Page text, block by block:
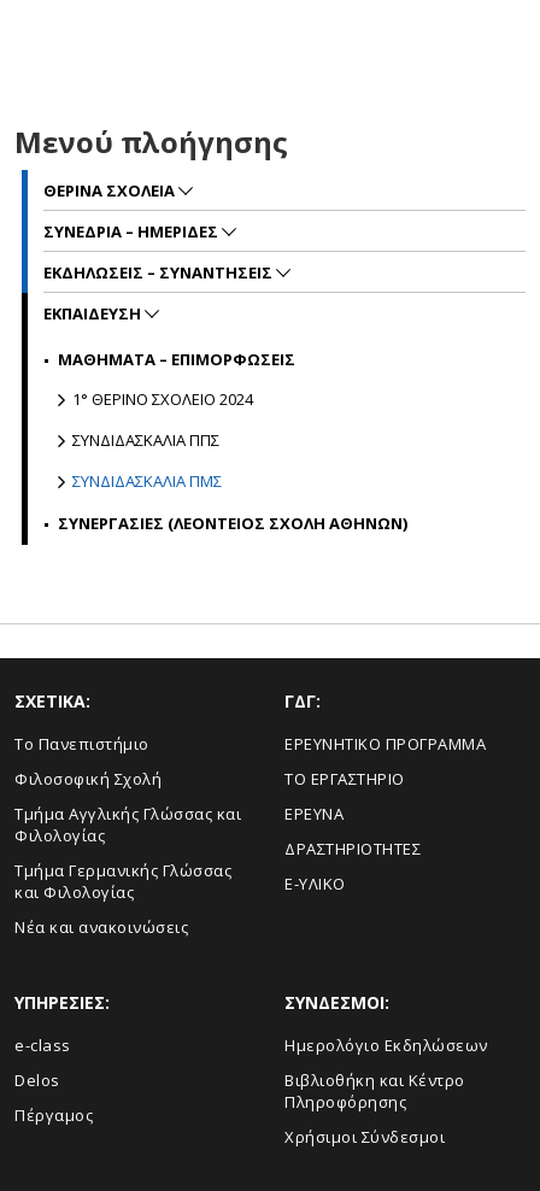
Μενού πλοήγησης
ΘΕΡΙΝΑ ΣΧΟΛΕΙΑ
ΣΥΝΕΔΡΙΑ – ΗΜΕΡΙΔΕΣ
ΕΚΔΗΛΩΣΕΙΣ – ΣΥΝΑΝΤΗΣΕΙΣ
ΕΚΠΑΙΔΕΥΣΗ
ΜΑΘΗΜΑΤΑ – ΕΠΙΜΟΡΦΩΣΕΙΣ
1° ΘΕΡΙΝΟ ΣΧΟΛΕΙΟ 2024
ΣΥΝΔΙΔΑΣΚΑΛΙΑ ΠΠΣ
ΣΥΝΔΙΔΑΣΚΑΛΙΑ ΠΜΣ
ΣΥΝΕΡΓΑΣΙΕΣ (ΛΕΟΝΤΕΙΟΣ ΣΧΟΛΗ ΑΘΗΝΩΝ)
ΣΧΕΤΙΚΑ:
Το Πανεπιστήμιο
Φιλοσοφική Σχολή
Τμήμα Αγγλικής Γλώσσας και
Φιλολογίας
Τμήμα Γερμανικής Γλώσσας
και Φιλολογίας
Νέα και ανακοινώσεις
ΓΔΓ:
ΕΡΕΥΝΗΤΙΚΟ ΠΡΟΓΡΑΜΜΑ
ΤΟ ΕΡΓΑΣΤΗΡΙΟ
ΕΡΕΥΝΑ
ΔΡΑΣΤΗΡΙΟΤΗΤΕΣ
E-ΥΛΙΚΟ
ΥΠΗΡΕΣΙΕΣ:
e-class
Delos
Πέργαμος
ΣΥΝΔΕΣΜΟΙ:
Ημερολόγιο Εκδηλώσεων
Βιβλιοθήκη και Κέντρο
Πληροφόρησης
Χρήσιμοι Σύνδεσμοι